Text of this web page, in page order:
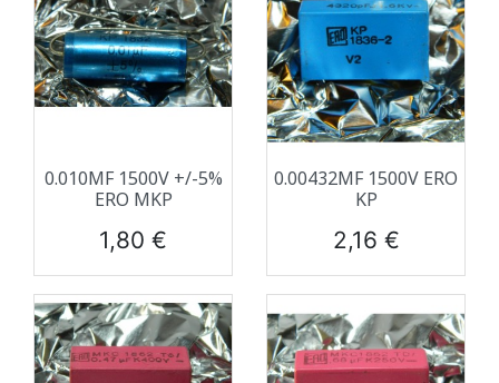
0.010ΜF 1500V +/-5%
ERO MKP
Prix
1,80 €
0.00432ΜF 1500V ERO
KP
Prix
2,16 €